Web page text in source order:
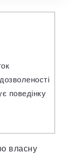
поведінку
власну